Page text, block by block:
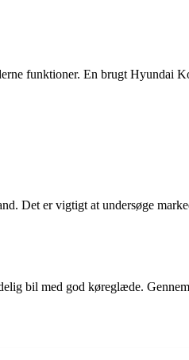
funktioner. En brugt Hyundai
Det er vigtigt at undersøge
bil med god køreglæde.